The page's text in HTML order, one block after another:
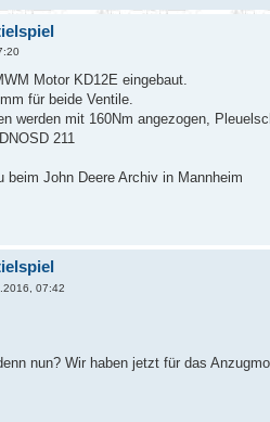
Motor KD12E eingebaut.
für beide Ventile.
werden mit 160Nm angezogen,
211
beim John Deere Archiv in Mannheim
07:42
nun? Wir haben jetzt für das